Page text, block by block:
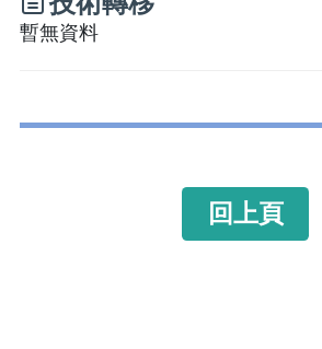
暫無資料
回上頁